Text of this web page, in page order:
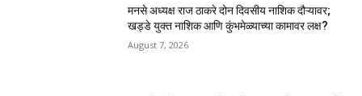
मनसे अध्यक्ष राज ठाकरे दोन दिवसीय नाशिक दौऱ्यावर;
खड्डे युक्त नाशिक आणि कुंभमेळ्याच्या कामावर लक्ष?
August 7, 2026